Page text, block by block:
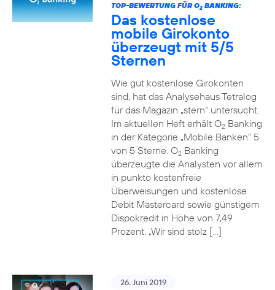
TOP-BEWERTUNG FÜR O2BANKING:
Das kostenlose
mobile Girokonto
überzeugt mit 5/5
Sternen
Wie gut kostenlose Girokonten
sind, hat das Analysehaus Tetralog
für das Magazin „stern“ untersucht.
Im aktuellen Heft erhält O2Banking
in der Kategorie „Mobile Banken“ 5
von 5 Sterne. O2Banking
überzeugte die Analysten vor allem
in punkto kostenfreie
Überweisungen und kostenlose
Debit Mastercard sowie günstigem
Dispokredit in Höhe von 7,49
Prozent. „Wir sind stolz […]
26. Juni 2019